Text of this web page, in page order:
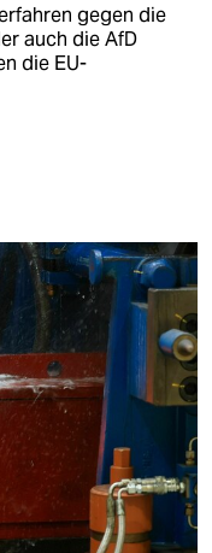
gegen die
auch die AfD
die EU-